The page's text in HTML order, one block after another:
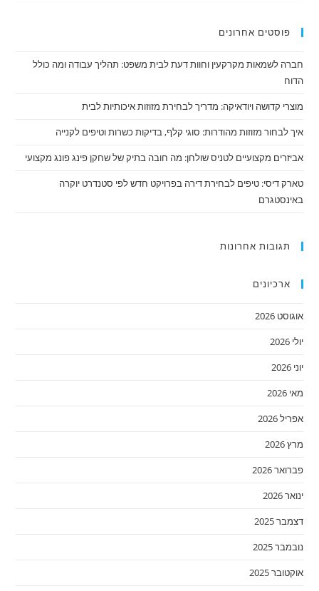
פוסטים אחרונים
חברה לשמאות מקרקעין וחוות דעת לבית משפט: תהליך עבודה ומה כולל
הדוח
מוצרי קדושה ויודאיקה: מדריך לבחירת מזוזות איכותיות לבית
איך לבחור מזוזות מהודרות: סוגי קלף, בדיקות כשרות וטיפים לקנייה
אביזרים מקצועיים לטניס שולחן: מה חובה בתיק של שחקן פינג פונג מקצועי
טארק דיסי: טיפים לבחירת דירה בפרויקט חדש לפי סטנדרט יוקרה
באינסטגרם
תגובות אחרונות
ארכיונים
אוגוסט 2026
יולי 2026
יוני 2026
מאי 2026
אפריל 2026
מרץ 2026
פברואר 2026
ינואר 2026
דצמבר 2025
נובמבר 2025
אוקטובר 2025